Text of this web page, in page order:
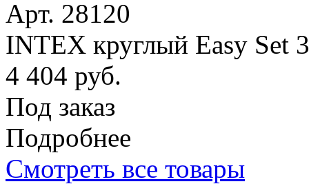
Арт. 28120
INTEX круглый Easy Set
4 404 руб.
Под заказ
Подробнее
Смотреть все товары